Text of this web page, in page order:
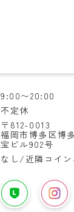
9:00〜20:00
不定休
〒812-0013
福岡市博多区博
宝ビル902号
なし/近隣コイン
LINE
イ